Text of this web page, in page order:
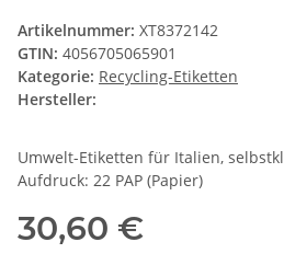
Artikelnummer: XT8372142
GTIN: 4056705065901
Kategorie: Recycling-Etiketten
Hersteller:
Umwelt-Etiketten für Italien,
Aufdruck: 22 PAP (Papier)
30,60 €